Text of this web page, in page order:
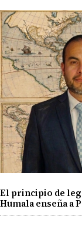
El principio de
Humala enseña a